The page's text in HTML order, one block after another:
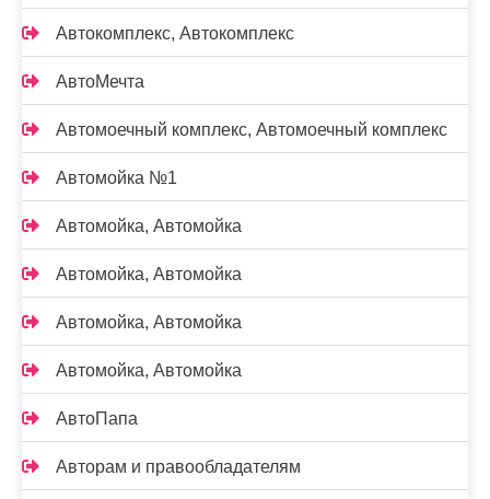
Автокомплекс, Автокомплекс
АвтоМечта
Автомоечный комплекс, Автомоечный комплекс
Автомойка №1
Автомойка, Автомойка
Автомойка, Автомойка
Автомойка, Автомойка
Автомойка, Автомойка
АвтоПапа
Авторам и правообладателям